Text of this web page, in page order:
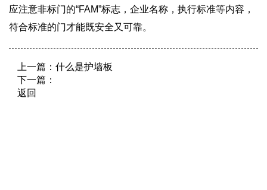
应注意非标门的“FAM”标志，企业名称，执行标准等内容，
符合标准的门才能既安全又可靠。
上一篇： 什么是护墙板
下一篇：
返回